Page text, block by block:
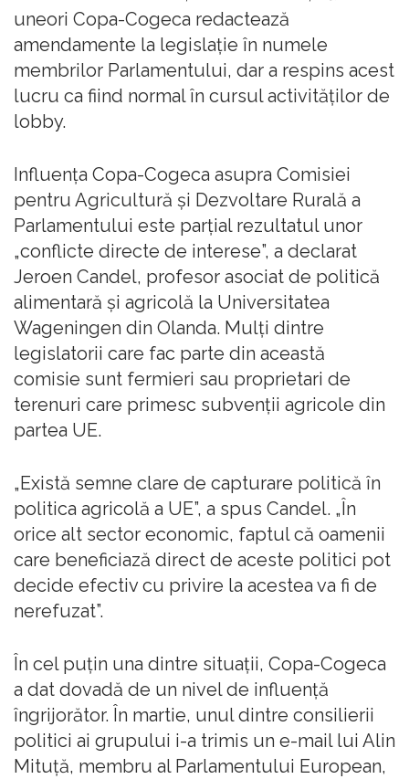
uneori Copa-Cogeca redactează
amendamente la legislație în numele
membrilor Parlamentului, dar a respins acest
lucru ca fiind normal în cursul activităților de
lobby.
Influența Copa-Cogeca asupra Comisiei
pentru Agricultură și Dezvoltare Rurală a
Parlamentului este parțial rezultatul unor
„conflicte directe de interese”, a declarat
Jeroen Candel, profesor asociat de politică
alimentară și agricolă la Universitatea
Wageningen din Olanda. Mulți dintre
legislatorii care fac parte din această
comisie sunt fermieri sau proprietari de
terenuri care primesc subvenții agricole din
partea UE.
„Există semne clare de capturare politică în
politica agricolă a UE”, a spus Candel. „În
orice alt sector economic, faptul că oamenii
care beneficiază direct de aceste politici pot
decide efectiv cu privire la acestea va fi de
nerefuzat”.
În cel puțin una dintre situații, Copa-Cogeca
a dat dovadă de un nivel de influență
îngrijorător. În martie, unul dintre consilierii
politici ai grupului i-a trimis un e-mail lui Alin
Mituță, membru al Parlamentului European,